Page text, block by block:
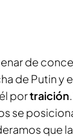
de
de Putin y
portraición
se
que